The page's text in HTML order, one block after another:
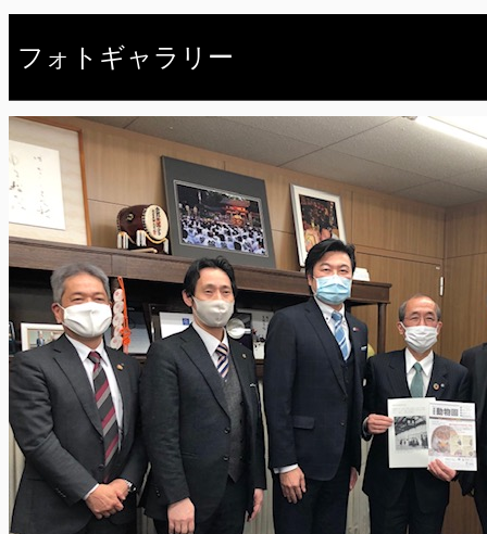
フォトギャラリー